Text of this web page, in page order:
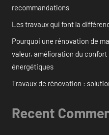
recommandations
Les travaux qui font la
Pourquoi une rénovation de
valeur, amélioration du
énergétiques
Travaux de rénovation :
Recent